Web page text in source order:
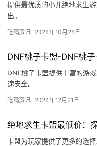
提供最优质的小儿绝地求生
出。
吃鸡资讯 2024年10月25日
DNF桃子卡盟-DNF桃
DNF桃子卡盟提供丰富的游
速安全。
吃鸡资讯 2024年12月21日
绝地求生卡盟最低价：
卡盟为玩家提供了更多的选